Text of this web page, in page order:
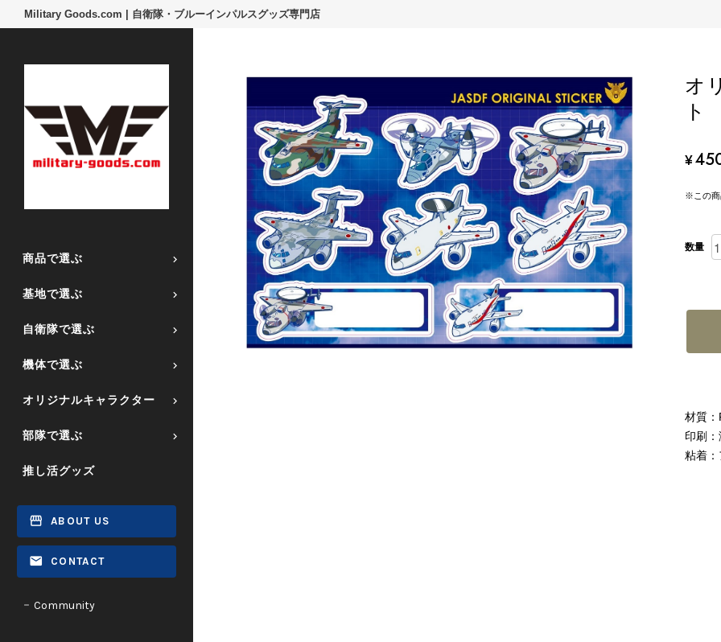
Military Goods.com | 自衛隊・ブルーインパルスグッズ専門店
商品で選ぶ
基地で選ぶ
自衛隊で選ぶ
機体で選ぶ
オリジナルキャラクター
部隊で選ぶ
推し活グッズ
ABOUT US
CONTACT
Community
オ
ト
¥
※この商
数量
材質
印刷
粘着